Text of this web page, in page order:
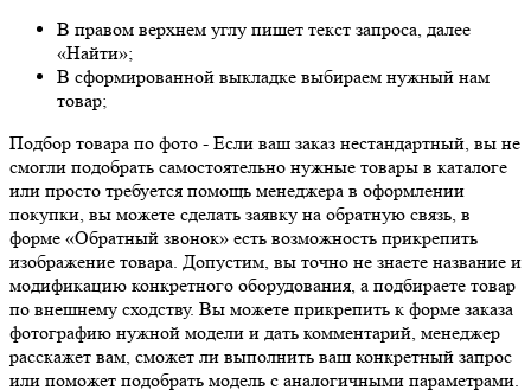
В правом верхнем углу пишет текст запроса, далее
«Найти»;
В сформированной выкладке выбираем нужный нам
товар;
Подбор товара по фото - Если ваш заказ нестандартный, вы не
смогли подобрать самостоятельно нужные товары в каталоге
или просто требуется помощь менеджера в оформлении
покупки, вы можете сделать заявку на обратную связь, в
форме «Обратный звонок» есть возможность прикрепить
изображение товара. Допустим, вы точно не знаете название и
модификацию конкретного оборудования, а подбираете товар
по внешнему сходству. Вы можете прикрепить к форме заказа
фотографию нужной модели и дать комментарий, менеджер
расскажет вам, сможет ли выполнить ваш конкретный запрос
или поможет подобрать модель с аналогичными параметрами.